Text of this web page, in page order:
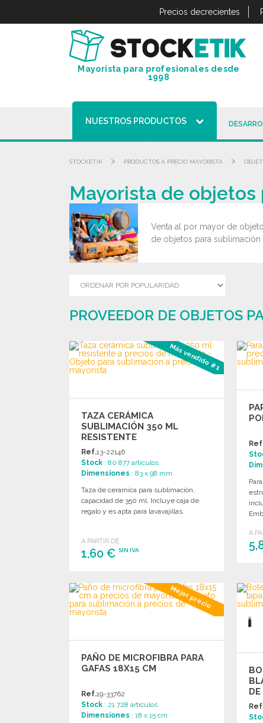
Precios decrecientes
Mayorista para profesionales desde
1998
NUESTROS PRODUCTOS
STOCKETIK > PRODUCTOS A PRECIO MAYORISTA >
Mayorista de
Venta al por mayor de
de objetos para sublimación
PROVEEDOR DE OBJETOS
Más vendido #1
TAZA CERÁMICA
SUBLIMACIÓN 350 ML
RESISTENTE
Ref.13-22146
Stock : 80 877 artículos
Dimensiones : 83 x 98 mm
Taza de cerámica para sublimación,
capacidad de 350 ml. Incluye caja de
regalo y es apta para lavavajillas.
A PARTIR DE
1,60 € SIN IVA
Solicitar un presupuesto
A
Mejor precio
PAÑO DE MICROFIBRA PARA
GAFAS 18X15 CM
Ref.19-33762
Stock : 21 728 artículos
Dimensiones : 18 x 15 cm